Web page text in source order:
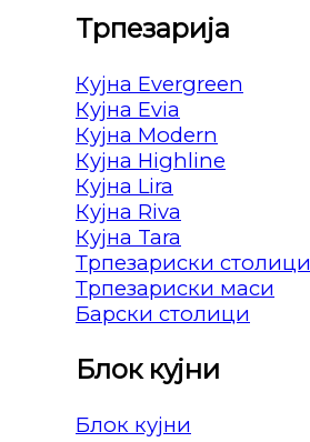
Трпезарија
Кујна Evergreen
Кујна Evia
Кујна Modern
Кујна Highline
Кујна Lira
Кујна Riva
Кујна Tara
Трпезариски столици
Трпезариски маси
Барски столици
Блок кујни
Блок кујни